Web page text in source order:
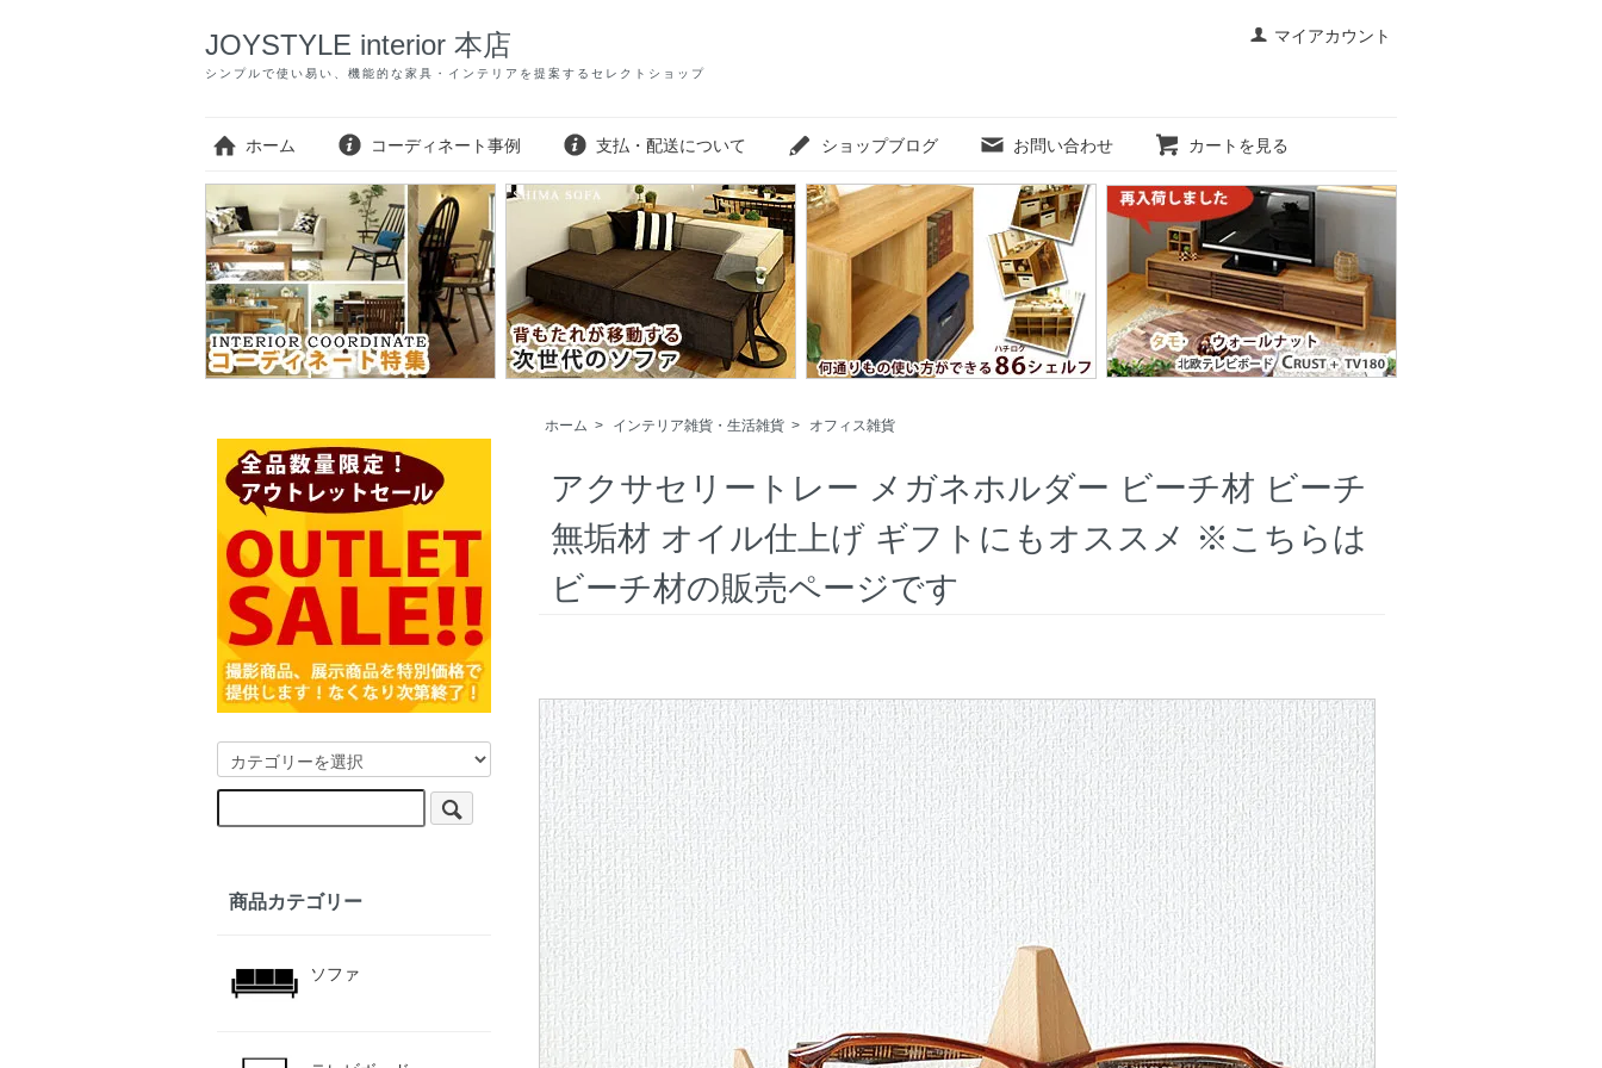
マイアカウント
JOYSTYLE interior 本店
シンプルで使い易い、機能的な家具・インテリアを提案するセレクトショップ
ホーム コーディネート事例 支払・配送について ショップブログ お問い合わせ カートを見る
ホーム > インテリア雑貨・生活雑貨 > オフィス雑貨
アクサセリートレー メガネホルダー ビーチ材 ビーチ
無垢材 オイル仕上げ ギフトにもオススメ ※こちらは
ビーチ材の販売ページです
商品カテゴリー
ソファ